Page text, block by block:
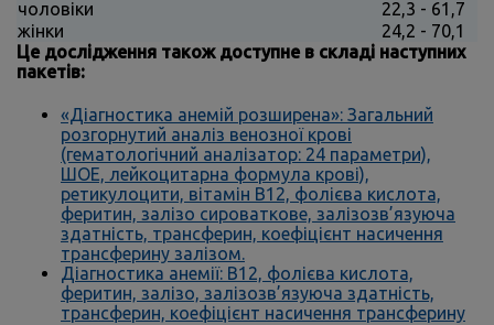
чоловіки
22,3 - 61,7
жінки
24,2 - 70,1
Це дослідження також доступне в складі наступних
пакетів:
«Діагностика анемій розширена»: Загальний
розгорнутий аналіз венозної крові
(гематологічний аналізатор: 24 параметри),
ШОЕ, лейкоцитарна формула крові),
ретикулоцити, вітамін В12, фолієва кислота,
феритин, залізо сироваткове, залізозв’язуюча
здатність, трансферин, коефіцієнт насичення
трансферину залізом.
Діагностика анемії: В12, фолієва кислота,
феритин, залізо, залізозв’язуюча здатність,
трансферин, коефіцієнт насичення трансферину